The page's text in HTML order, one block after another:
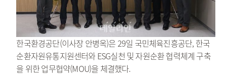
한국환경공단(이사장 안병옥)은 29일 국민체육진흥공단, 한국
순환자원유통지원센터와 ESG실천 및 자원순환 협력체계 구축
을 위한 업무협약(MOU)을 체결했다.